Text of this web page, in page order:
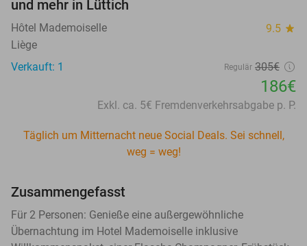
und mehr in Lüttich
Hôtel Mademoiselle 9.5 star
Liège
Verkauft: 1
Regulär 305€
186€
Exkl. ca. 5€ Fremdenverkehrsabgabe p. P.
Täglich um Mitternacht neue Social Deals. Sei schnell,
weg = weg!
Zusammengefasst
Für 2 Personen: Genieße eine außergewöhnliche
Übernachtung im Hotel Mademoiselle inklusive